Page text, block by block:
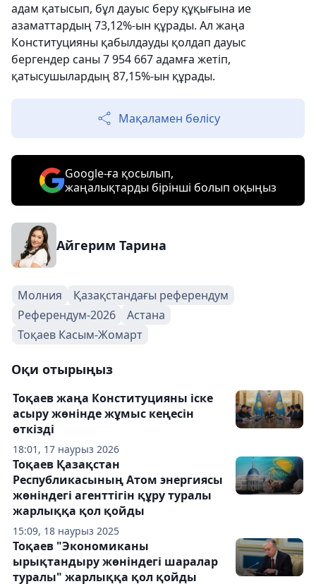
адам қатысып, бұл дауыс беру құқығына ие
азаматтардың 73,12%-ын құрады. Ал жаңа
Конституцияны қабылдауды қолдап дауыс
бергендер саны 7 954 667 адамға жетіп,
қатысушылардың 87,15%-ын құрады.
Мақаламен бөлісу
Google-ға қосылып,
жаңалықтарды бірінші болып оқыңыз
Айгерим Тарина
Молния
Қазақстандағы референдум
Референдум-2026
Астана
Тоқаев Касым-Жомарт
Оқи отырыңыз
18:01, 17 наурыз 2026
Тоқаев жаңа Конституцияны іске
асыру жөнінде жұмыс кеңесін
өткізді
15:09, 18 наурыз 2025
Тоқаев Қазақстан
Республикасының Атом энергиясы
жөніндегі агенттігін құру туралы
жарлыққа қол қойды
Тоқаев "Экономиканы
ырықтандыру жөніндегі шаралар
туралы" жарлыққа қол қойды